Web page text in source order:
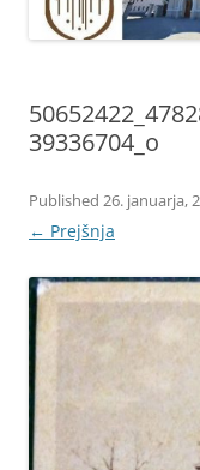
39336704_o
Published 26. januarja,
← Prejšnja